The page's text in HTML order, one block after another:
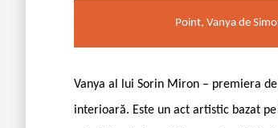
Point, Vanya de
Vanya al lui Sorin Miron – premiera
interioară. Este un act artistic bazat